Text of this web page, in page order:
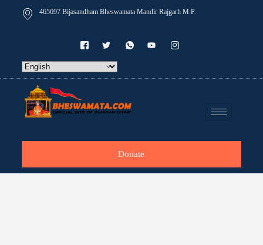
465697 Bijasandham Bheswamata Mandir Rajgarh M.P.
Donate